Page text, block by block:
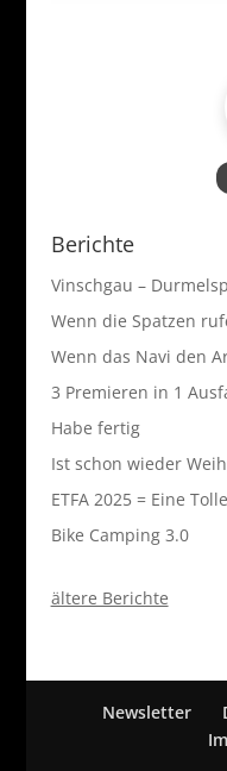
Berichte
Vinschgau –
Wenn die Spatzen
Wenn das Navi den
3 Premieren in 1
Habe fertig
Ist schon wieder
ETFA 2025 = Eine
Bike Camping 3.0
ältere Berichte
Newsletter